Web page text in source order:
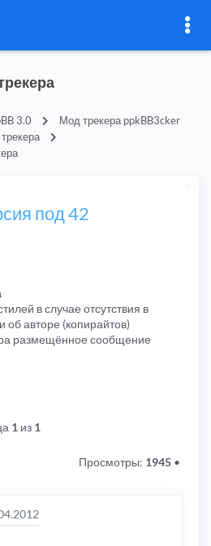
3.0
Мод трекера ppkBB3cker
под 42
в случае отсутствия в
авторе (копирайтов)
размещённое сообщение
1 из 1
Просмотры: 1945 •